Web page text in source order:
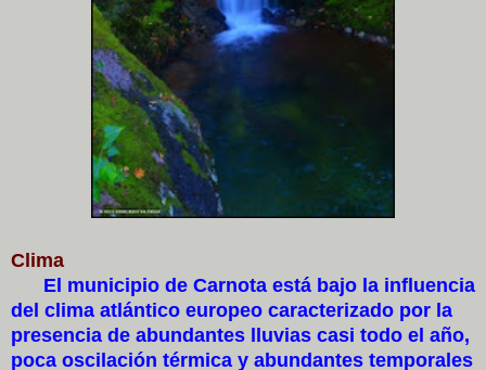
Clima
El municipio de Carnota está bajo la influencia
del clima atlántico europeo caracterizado por la
presencia de abundantes lluvias casi todo el año,
poca oscilación térmica y abundantes temporales